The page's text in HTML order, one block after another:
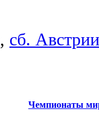
, сб. Австрии
Чемпионаты